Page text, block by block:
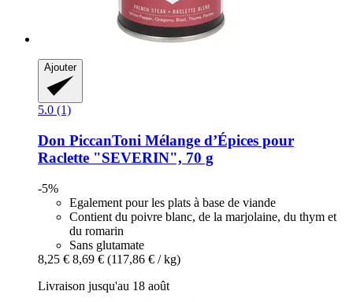
Ajouter
5.0 (1)
Don PiccanToni Mélange d’Épices pour
Raclette "SEVERIN", 70 g
-5%
Egalement pour les plats à base de viande
Contient du poivre blanc, de la marjolaine, du thym et
du romarin
Sans glutamate
8,25 € 8,69 € (117,86 € / kg)
Livraison jusqu'au 18 août